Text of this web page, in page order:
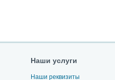
Наши услуги
Наши реквизиты